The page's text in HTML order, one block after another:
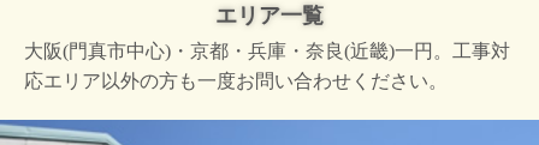
エリア一覧
大阪(門真市中心)・京都・兵庫・奈良(近畿)一円。工事対
応エリア以外の方も一度お問い合わせください。